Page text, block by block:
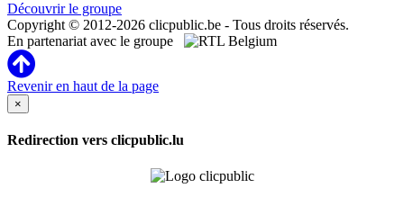
Découvrir le groupe
Copyright © 2012-2026 clicpublic.be - Tous droits réservés.
En partenariat avec le groupe
Revenir en haut de la page
×
Redirection vers clicpublic.lu